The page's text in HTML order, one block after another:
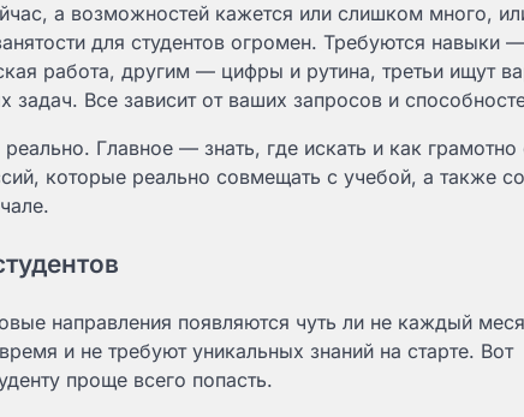
а возможностей кажется или слишком много,
для студентов огромен. Требуются навыки
работа, другим — цифры и рутина, третьи ищут
задач. Все зависит от ваших запросов и
Главное — знать, где искать и как грамотно
которые реально совмещать с учебой, а также
направления появляются чуть ли не каждый
и не требуют уникальных знаний на старте. Вот
проще всего попасть.